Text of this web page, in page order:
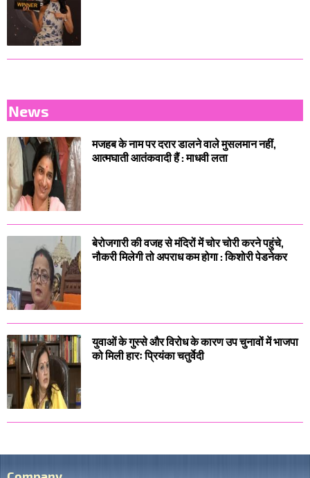
News
मजहब के नाम पर दरार डालने वाले मुसलमान नहीं,
आत्मघाती आतंकवादी हैं : माधवी लता
बेरोजगारी की वजह से मंदिरों में चोर चोरी करने पहुंचे,
नौकरी मिलेगी तो अपराध कम होगा : किशोरी पेडनेकर
युवाओं के गुस्से और विरोध के कारण उप चुनावों में भाजपा
को मिली हारः प्रियंका चतुर्वेदी